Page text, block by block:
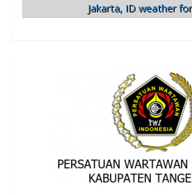
Jakarta, IDweather